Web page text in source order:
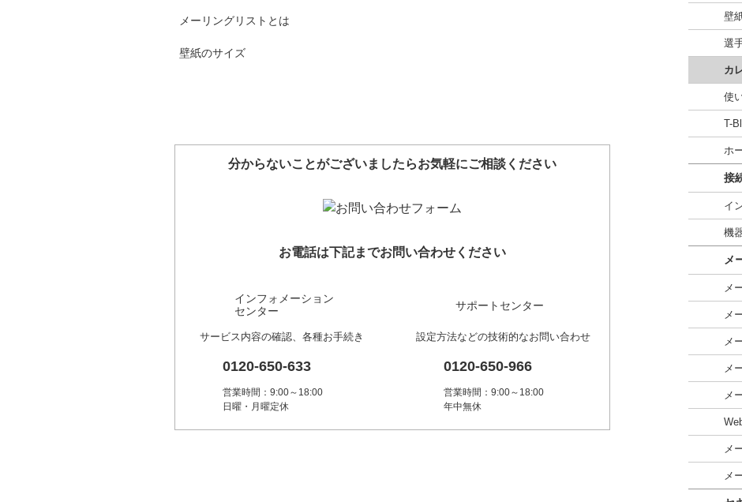
壁
選
カ
使
T-
ホ
接
イ
機
メ
メ
メ
メ
メ
メ
メ
メ
メーリングリストとは
壁紙のサイズ
分からないことがございましたらお気軽にご相談ください
お電話は下記までお問い合わせください
インフォメーション
センター
サービス内容の確認、各種お手続き
0120-650-633
営業時間：9:00～18:00
日曜・月曜定休
サポートセンター
設定方法などの技術的なお問い合わせ
0120-650-966
営業時間：9:00～18:00
年中無休